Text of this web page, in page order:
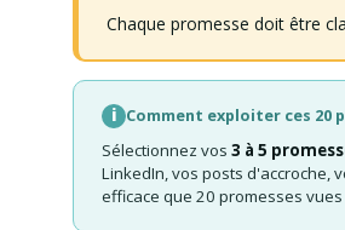
Chaque promesse doit être
i Comment exploiter ces 20
Sélectionnez vos3 à 5
LinkedIn, vos posts d'accroche,
efficace que 20 promesses